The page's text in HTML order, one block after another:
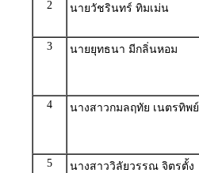
2
นายวัชรินทร์ ทิมเม่น
3
นายยุทธนา มีกลิ่นหอม
4
นางสาวกมลฤทัย เนตรทิพย์
5
นางสาววิลัยวรรณ จิตรตั้ง